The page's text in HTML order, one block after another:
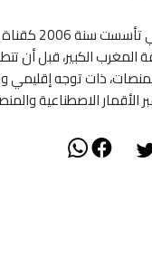
يذكر أن
الكبير، قبل أن
ذات توجه
الأقمار الاصطناعية